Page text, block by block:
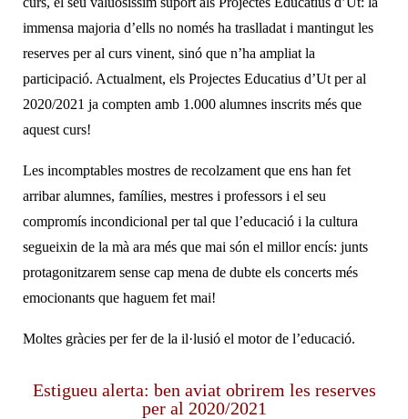
immensa majoria d’ells no només ha traslladat i mantingut les
reserves per al curs vinent, sinó que n’ha ampliat la
participació. Actualment, els Projectes Educatius d’Ut per al
2020/2021 ja compten amb 1.000 alumnes inscrits més que
aquest curs!
Les incomptables mostres de recolzament que ens han fet
arribar alumnes, famílies, mestres i professors i el seu
compromís incondicional per tal que l’educació i la cultura
segueixin de la mà ara més que mai són el millor encís: junts
protagonitzarem sense cap mena de dubte els concerts més
emocionants que haguem fet mai!
Moltes gràcies per fer de la il·lusió el motor de l’educació.
Estigueu alerta: ben aviat obrirem les reserves
per al 2020/2021